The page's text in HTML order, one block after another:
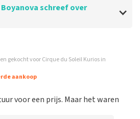
schreef over
Boyanova over
gekocht voor Cirque du Soleil Kurios in
aankoop
voor een prijs. Maar het waren